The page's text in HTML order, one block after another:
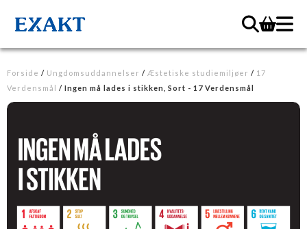
Forside / Ungdomsuddannelser / Æstetiske studiemiljøer / 17
Verdensmål / Ingen må lades i stikken, Sort - 17 Verdensmål